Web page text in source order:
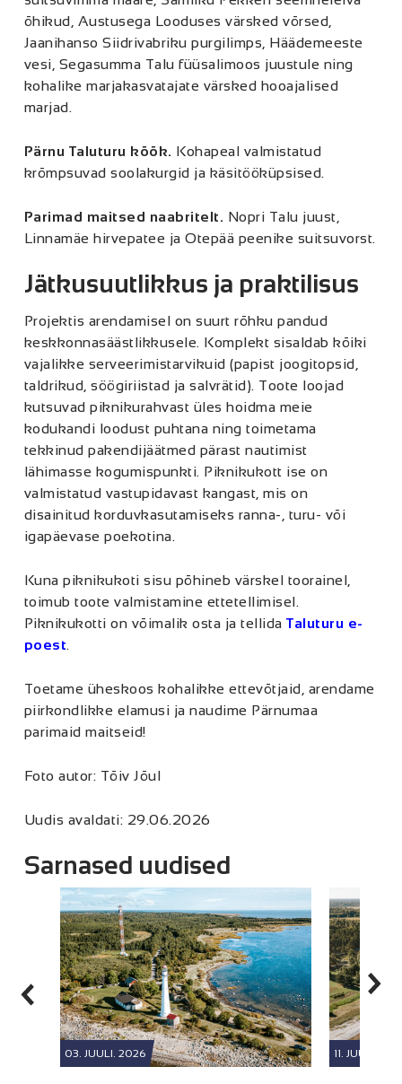
õhikud, Austusega Looduses värsked võrsed,
Jaanihanso Siidrivabriku purgilimps, Häädemeeste
vesi, Segasumma Talu füüsalimoos juustule ning
kohalike marjakasvatajate värsked hooajalised
marjad.
Pärnu Taluturu köök. Kohapeal valmistatud
krõmpsuvad soolakurgid ja käsitööküpsised.
Parimad maitsed naabritelt. Nopri Talu juust,
Linnamäe hirvepatee ja Otepää peenike suitsuvorst.
Jätkusuutlikkus ja praktilisus
Projektis arendamisel on suurt rõhku pandud
keskkonnasäästlikkusele. Komplekt sisaldab kõiki
vajalikke serveerimistarvikuid (papist joogitopsid,
taldrikud, söögiriistad ja salvrätid). Toote loojad
kutsuvad piknikurahvast üles hoidma meie
kodukandi loodust puhtana ning toimetama
tekkinud pakendijäätmed pärast nautimist
lähimasse kogumispunkti. Piknikukott ise on
valmistatud vastupidavast kangast, mis on
disainitud korduvkasutamiseks ranna-, turu- või
igapäevase poekotina.
Kuna piknikukoti sisu põhineb värskel toorainel,
toimub toote valmistamine ettetellimisel.
Piknikukotti on võimalik osta ja tellidaTaluturu e-
poest.
Toetame üheskoos kohalikke ettevõtjaid, arendame
piirkondlikke elamusi ja naudime Pärnumaa
parimaid maitseid!
Foto autor: Tõiv Jõul
Uudis avaldati: 29.06.2026
Sarnased uudised
03. JUULI. 2026 11. JUUNI.